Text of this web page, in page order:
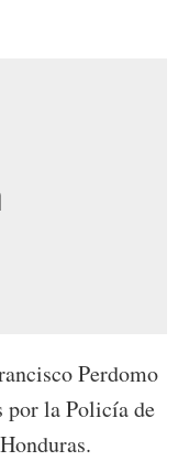
Perdomo
por la Policía de